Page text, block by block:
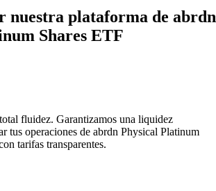
nuestra plataforma de abrdn
Shares ETF
fluidez. Garantizamos una liquidez
tus operaciones de abrdn Physical Platinum
tarifas transparentes.